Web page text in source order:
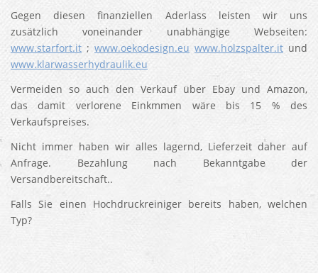
Gegen diesen finanziellen Aderlass leisten wir uns
zusätzlich voneinander unabhängige Webseiten:
www.starfort.it ; www.oekodesign.eu www.holzspalter.it und
www.klarwasserhydraulik.eu
Vermeiden so auch den Verkauf über Ebay und Amazon,
das damit verlorene Einkmmen wäre bis 15 % des
Verkaufspreises.
Nicht immer haben wir alles lagernd, Lieferzeit daher auf
Anfrage. Bezahlung nach Bekanntgabe der
Versandbereitschaft..
Falls Sie einen Hochdruckreiniger bereits haben, welchen
Typ?